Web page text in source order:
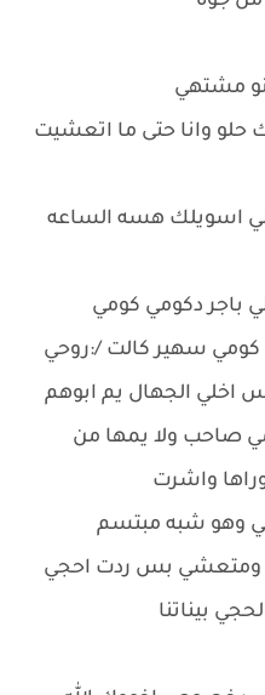
مشتهي
وانا حتى ما اتعشيت
اسويلك هسه الساعه
باجر دكومي كومي
كومي سهير كالت /:روحي
اخلي الجهال يم ابوهم
صاحب ولا يمها من
واشرت
وهو شبه مبتسم
ومتعشي بس ردت احجي
بيناتنا